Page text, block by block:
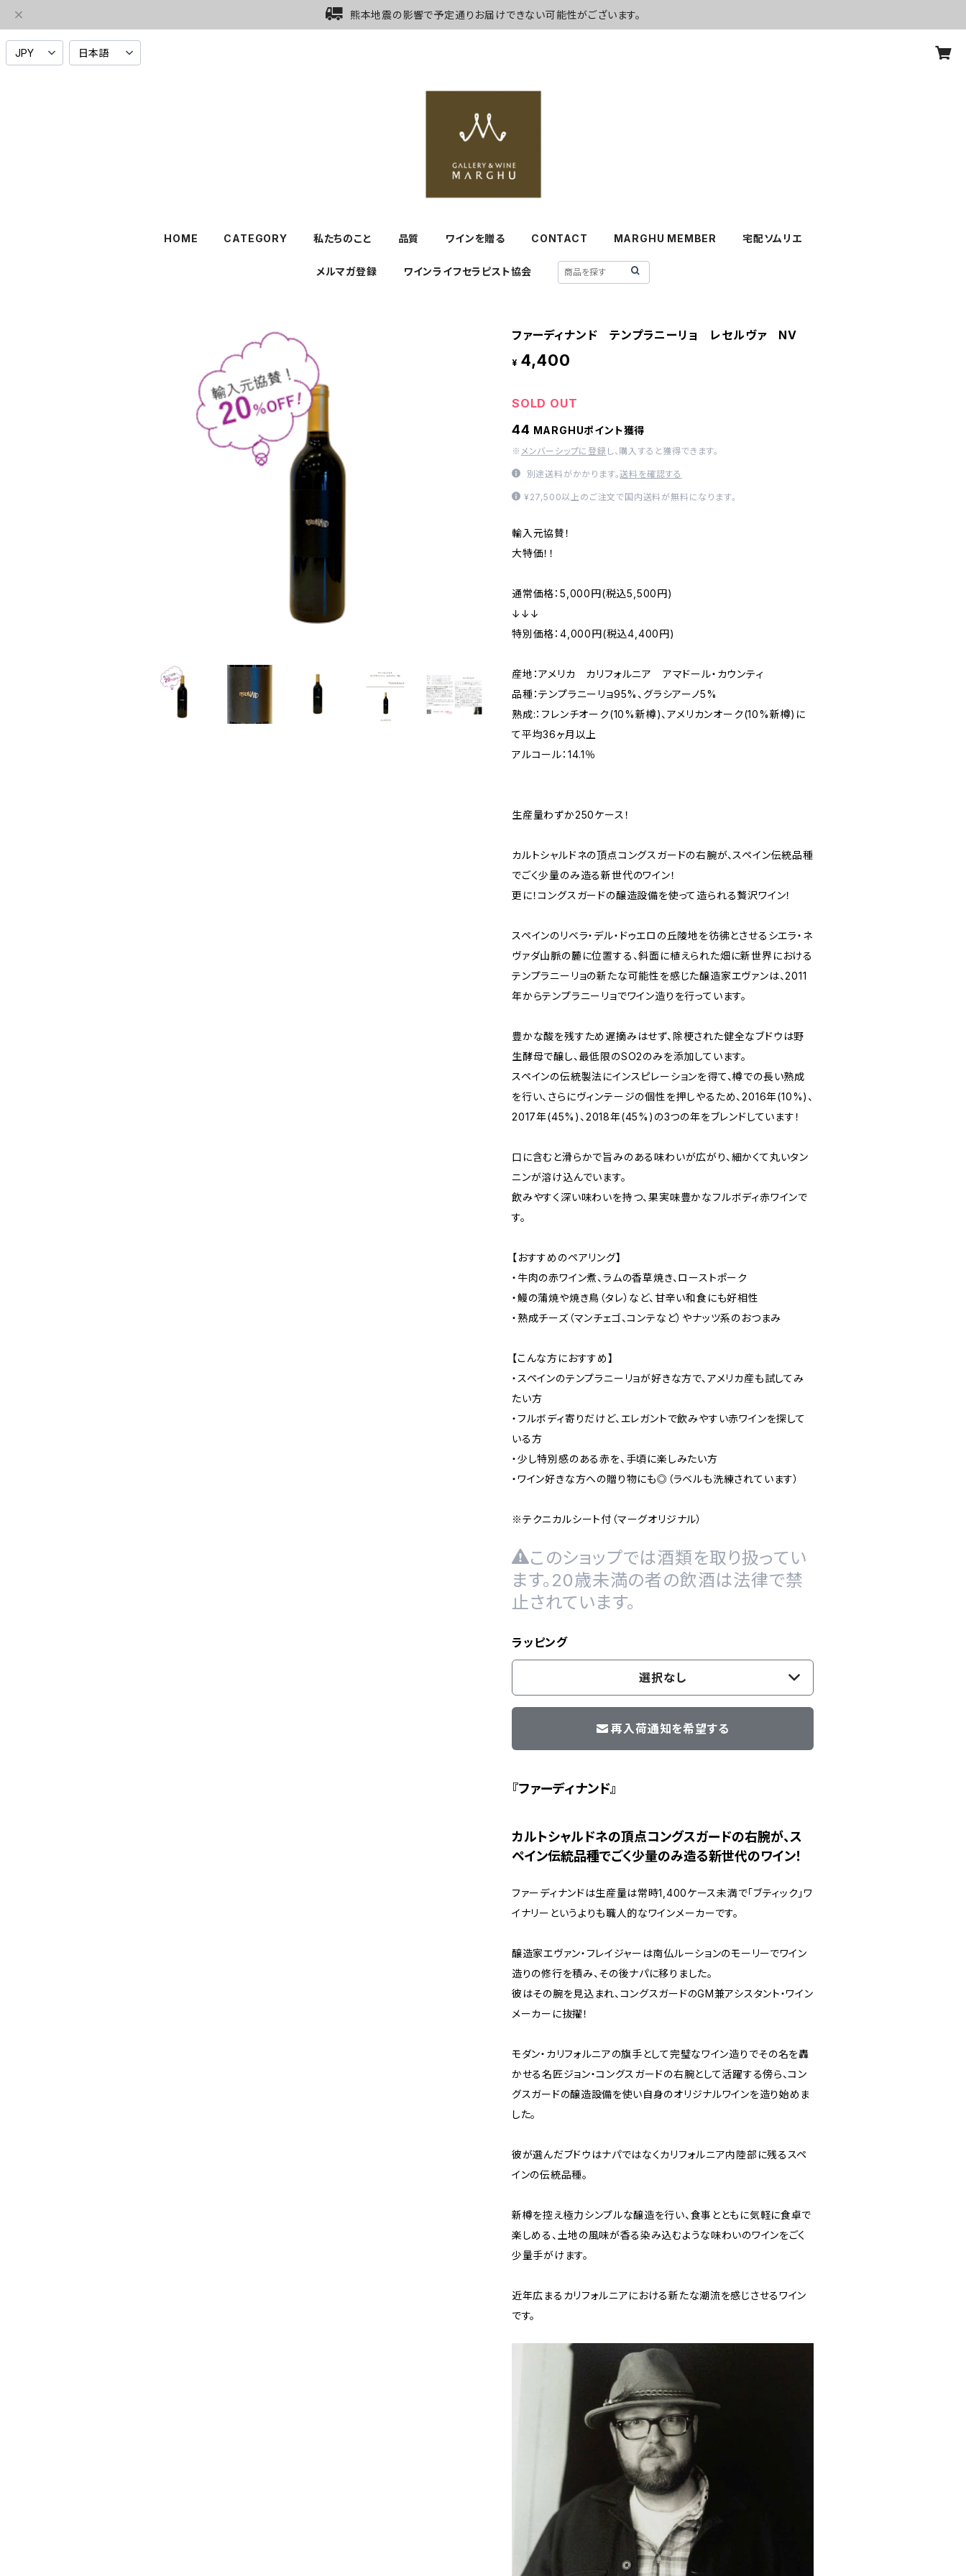
熊本地震の影響で予定通りお届けできない可能性がございます。
HOME CATEGORY 私たちのこと 品質 ワインを贈る CONTACT MARGHU MEMBER 宅配ソムリエ
メルマガ登録 ワインライフセラピスト協会
ファーディナンド テンプラニーリョ レセルヴァ NV
¥ 4,400
SOLD OUT
44 MARGHUポイント獲得
※ メンバーシップに登録 し、購入すると獲得できます。
別途送料がかかります。送料を確認する
¥27,500以上のご注文で国内送料が無料になります。
輸入元協賛！
大特価！！
通常価格：5,000円(税込5,500円)
↓↓↓
特別価格：4,000円(税込4,400円)
産地：アメリカ カリフォルニア アマドール・カウンティ
品種：テンプラニーリョ95%、グラシアーノ5%
熟成:：フレンチオーク(10%新樽)、アメリカンオーク(10%新樽)に
て平均36ヶ月以上
アルコール：14.1％
生産量わずか250ケース！
カルトシャルドネの頂点コングスガードの右腕が、スペイン伝統品種
でごく少量のみ造る新世代のワイン！
更に！コングスガードの醸造設備を使って造られる贅沢ワイン！
スペインのリベラ・デル・ドゥエロの丘陵地を彷彿とさせるシエラ・ネ
ヴァダ山脈の麓に位置する、斜面に植えられた畑に新世界における
テンプラニーリョの新たな可能性を感じた醸造家エヴァンは、2011
年からテンプラニーリョでワイン造りを行っています。
豊かな酸を残すため遅摘みはせず、除梗された健全なブドウは野
生酵母で醸し、最低限のSO2のみを添加しています。
スペインの伝統製法にインスピレーションを得て、樽での長い熟成
を行い、さらにヴィンテージの個性を押しやるため、2016年(10%)、
2017年(45%)、2018年(45%)の3つの年をブレンドしています！
口に含むと滑らかで旨みのある味わいが広がり、細かくて丸いタン
ニンが溶け込んでいます。
飲みやすく深い味わいを持つ、果実味豊かなフルボディ赤ワインで
す。
【おすすめのペアリング】
・牛肉の赤ワイン煮、ラムの香草焼き、ローストポーク
・鰻の蒲焼や焼き鳥（タレ）など、甘辛い和食にも好相性
・熟成チーズ（マンチェゴ、コンテなど）やナッツ系のおつまみ
【こんな方におすすめ】
・スペインのテンプラニーリョが好きな方で、アメリカ産も試してみ
たい方
・フルボディ寄りだけど、エレガントで飲みやすい赤ワインを探して
いる方
・少し特別感のある赤を、手頃に楽しみたい方
・ワイン好きな方への贈り物にも◎（ラベルも洗練されています）
※テクニカルシート付（マーグオリジナル）
このショップでは酒類を取り扱ってい
ます。20歳未満の者の飲酒は法律で禁
止されています。
ラッピング
選択なし
再入荷通知を希望する
『ファーディナンド』
カルトシャルドネの頂点コングスガードの右腕が、ス
ペイン伝統品種でごく少量のみ造る新世代のワイン！
ファーディナンドは生産量は常時1,400ケース未満で「ブティック」ワ
イナリーというよりも職人的なワインメーカーです。
醸造家エヴァン・フレイジャーは南仏ルーションのモーリーでワイン
造りの修行を積み、その後ナパに移りました。
彼はその腕を見込まれ、コングスガードのGM兼アシスタント・ワイン
メーカーに抜擢！
モダン・カリフォルニアの旗手として完璧なワイン造りでその名を轟
かせる名匠ジョン・コングスガードの右腕として活躍する傍ら、コン
グスガードの醸造設備を使い自身のオリジナルワインを造り始めま
した。
彼が選んだブドウはナパではなくカリフォルニア内陸部に残るスペ
インの伝統品種。
新樽を控え極力シンプルな醸造を行い、食事とともに気軽に食卓で
楽しめる、土地の風味が香る染み込むような味わいのワインをごく
少量手がけます。
近年広まるカリフォルニアにおける新たな潮流を感じさせるワイン
です。